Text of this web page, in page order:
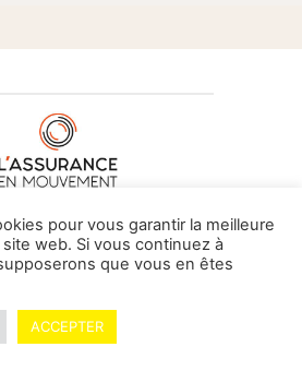
DE NOUS•CONTACT
-By Vovoxx Média
légales Contributeurs
pour vous garantir la meilleure
web. Si vous continuez à
que vous en êtes
ACCEPTER